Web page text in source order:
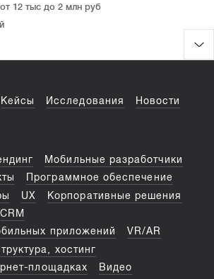
от 12 тыс до 2 млн руб
Кейсы Исследования Новости
Мобильные разработчики
Программное обеспечение
UX
Корпоративные решения
CRM
приложений
VR/AR
хостинг
площадках
Видео